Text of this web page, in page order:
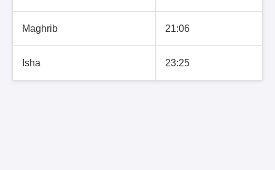
Maghrib 21:06
Isha 23:25